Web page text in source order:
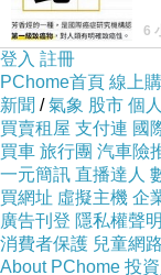
6
登入 註冊
PChome首頁 線上
新聞 /氣象 股市 個
買賣租屋 支付連 國
買車 旅行團 汽車險
一元簡訊 直播達人
買網址 虛擬主機 企
廣告刊登 隱私權聲明
消費者保護 兒童網
About PChome 投